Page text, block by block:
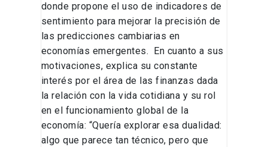
donde propone el uso de indicadores de
sentimiento para mejorar la precisión de
las predicciones cambiarias en
economías emergentes. En cuanto a sus
motivaciones, explica su constante
interés por el área de las finanzas dada
la relación con la vida cotidiana y su rol
en el funcionamiento global de la
economía: “Quería explorar esa dualidad:
algo que parece tan técnico, pero que